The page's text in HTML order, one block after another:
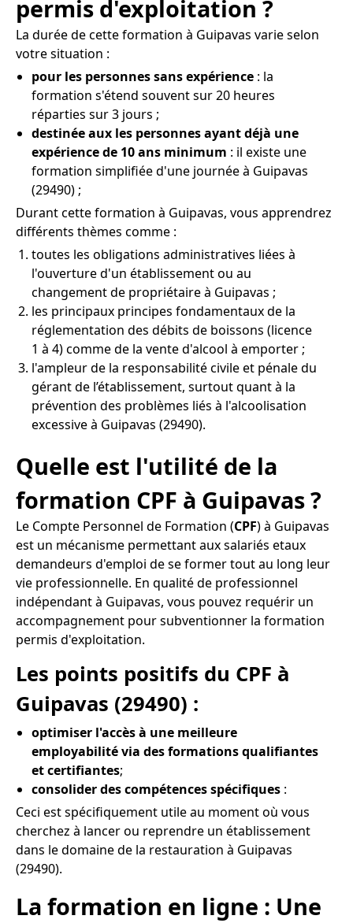
permis d'exploitation ?
La durée de cette formation à Guipavas varie selon
votre situation :
pour les personnes sans expérience : la
formation s'étend souvent sur 20 heures
réparties sur 3 jours ;
destinée aux les personnes ayant déjà une
expérience de 10 ans minimum : il existe une
formation simplifiée d'une journée à Guipavas
(29490) ;
Durant cette formation à Guipavas, vous apprendrez
différents thèmes comme :
toutes les obligations administratives liées à
l'ouverture d'un établissement ou au
changement de propriétaire à Guipavas ;
les principaux principes fondamentaux de la
réglementation des débits de boissons (licence
1 à 4) comme de la vente d'alcool à emporter ;
l'ampleur de la responsabilité civile et pénale du
gérant de l’établissement, surtout quant à la
prévention des problèmes liés à l'alcoolisation
excessive à Guipavas (29490).
Quelle est l'utilité de la
formation CPF à Guipavas ?
Le Compte Personnel de Formation (CPF) à Guipavas
est un mécanisme permettant aux salariés etaux
demandeurs d'emploi de se former tout au long leur
vie professionnelle. En qualité de professionnel
indépendant à Guipavas, vous pouvez requérir un
accompagnement pour subventionner la formation
permis d'exploitation.
Les points positifs du CPF à
Guipavas (29490) :
optimiser l'accès à une meilleure
employabilité via des formations qualifiantes
et certifiantes;
consolider des compétences spécifiques :
Ceci est spécifiquement utile au moment où vous
cherchez à lancer ou reprendre un établissement
dans le domaine de la restauration à Guipavas
(29490).
La formation en ligne : Une